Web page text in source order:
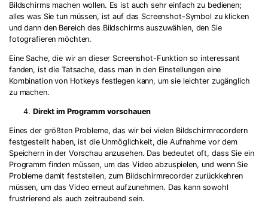
Bildschirms machen wollen. Es ist auch sehr einfach zu bedienen;
alles was Sie tun müssen, ist auf das Screenshot-Symbol zu klicken
und dann den Bereich des Bildschirms auszuwählen, den Sie
fotografieren möchten.
Eine Sache, die wir an dieser Screenshot-Funktion so interessant
fanden, ist die Tatsache, dass man in den Einstellungen eine
Kombination von Hotkeys festlegen kann, um sie leichter zugänglich
zu machen.
Direkt im Programm vorschauen
Eines der größten Probleme, das wir bei vielen Bildschirmrecordern
festgestellt haben, ist die Unmöglichkeit, die Aufnahme vor dem
Speichern in der Vorschau anzusehen. Das bedeutet oft, dass Sie ein
Programm finden müssen, um das Video abzuspielen, und wenn Sie
Probleme damit feststellen, zum Bildschirmrecorder zurückkehren
müssen, um das Video erneut aufzunehmen. Das kann sowohl
frustrierend als auch zeitraubend sein.